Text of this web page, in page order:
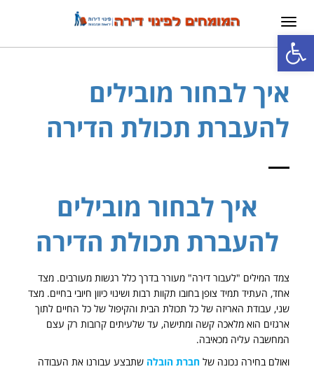
פתח סרגל נגישות
תפריט
איך לבחור מובילים
להעברת תכולת הדירה
איך לבחור מובילים
להעברת תכולת הדירה
צמד המילים "לעבור דירה" מעורר בדרך כלל רגשות מעורבים. מצד
אחד, העתיד תמיד צופן בחובו תקוות רבות ושינוי כיוון חיובי בחיים. מצד
שני, עבודת האריזה של כל תכולת הבית והקיפול של כל החיים לתוך
ארגזים הוא מלאכה קשה ומתישה, עד שלעיתים קרובות רק עצם
המחשבה עליה מכאיבה.
ואולם בחירה נכונה של חברת הובלה שתבצע עבורנו את העבודה